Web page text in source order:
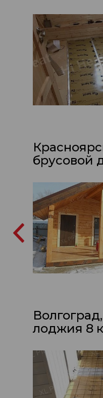
брусовой
лоджия 8